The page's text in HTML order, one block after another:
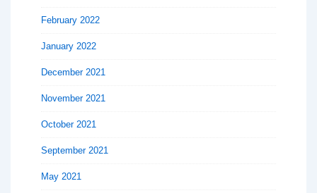
February 2022
January 2022
December 2021
November 2021
October 2021
September 2021
May 2021